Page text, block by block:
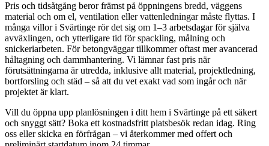
Pris och tidsåtgång beror främst på öppningens bredd, väggens
material och om el, ventilation eller vattenledningar måste flyttas. I
många villor i Svärtinge rör det sig om 1–3 arbetsdagar för själva
avväxlingen, och ytterligare tid för spackling, målning och
snickeriarbeten. För betongväggar tillkommer oftast mer avancerad
håltagning och dammhantering. Vi lämnar fast pris när
förutsättningarna är utredda, inklusive allt material, projektledning,
bortforsling och städ – så att du vet exakt vad som ingår och när
projektet är klart.
Vill du öppna upp planlösningen i ditt hem i Svärtinge på ett säkert
och snyggt sätt? Boka ett kostnadsfritt platsbesök redan idag. Ring
oss eller skicka en förfrågan – vi återkommer med offert och